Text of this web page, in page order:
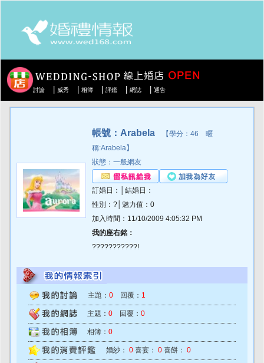
討論 威秀 相簿 評鑑 網誌 通告
帳號：Arabela 【學分：46 暱
稱:Arabela】
狀態：一般網友
訂婚日：│結婚日：
性別：?│魅力值：0
加入時間：11/10/2009 4:05:32 PM
我的座右銘：
???????????!
主題： 0 回覆： 1
主題： 0 回覆： 0
相簿： 0
婚紗： 0 喜宴： 0 喜餅： 0